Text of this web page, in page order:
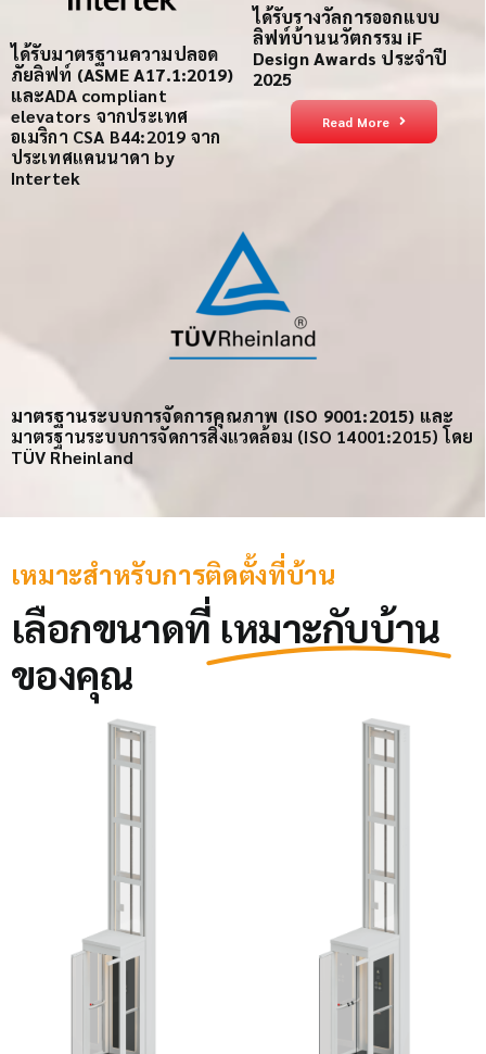
ได้รับมาตรฐานความปลอด
ภัยลิฟท์ (ASME A17.1:2019)
และADA compliant
elevators จากประเทศ
อเมริกา CSA B44:2019 จาก
ประเทศแคนนาดา by
Intertek
ได้รับรางวัลการออกแบบ
ลิฟท์บ้านนวัตกรรม iF
Design Awards ประจำปี
2025
Read More
มาตรฐานระบบการจัดการคุณภาพ (ISO 9001:2015) และ
มาตรฐานระบบการจัดการสิ่งแวดล้อม (ISO 14001:2015) โดย
TÜV Rheinland
เหมาะสำหรับการติดตั้งที่บ้าน
เลือกขนาดที่ เหมาะกับบ้าน
ของคุณ